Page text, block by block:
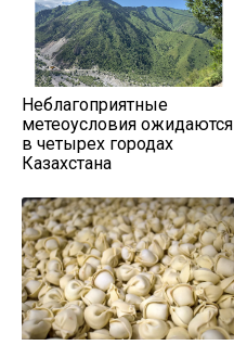
Неблагоприятные
метеоусловия ожидаются
в четырех городах
Казахстана